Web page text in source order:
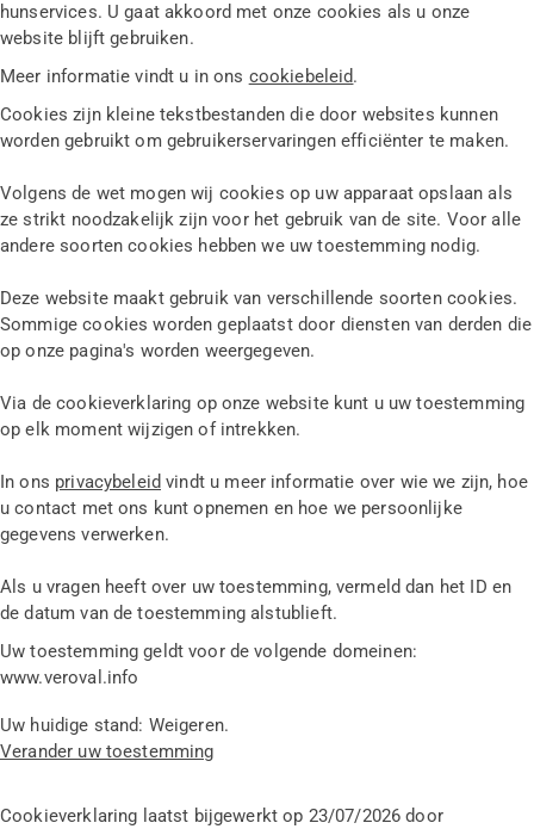
hunservices. U gaat akkoord met onze cookies als u onze
website blijft gebruiken.
Meer informatie vindt u in ons cookiebeleid.
Cookies zijn kleine tekstbestanden die door websites kunnen
worden gebruikt om gebruikerservaringen efficiënter te maken.
Volgens de wet mogen wij cookies op uw apparaat opslaan als
ze strikt noodzakelijk zijn voor het gebruik van de site. Voor alle
andere soorten cookies hebben we uw toestemming nodig.
Deze website maakt gebruik van verschillende soorten cookies.
Sommige cookies worden geplaatst door diensten van derden die
op onze pagina's worden weergegeven.
Via de cookieverklaring op onze website kunt u uw toestemming
op elk moment wijzigen of intrekken.
In ons privacybeleid vindt u meer informatie over wie we zijn, hoe
u contact met ons kunt opnemen en hoe we persoonlijke
gegevens verwerken.
Als u vragen heeft over uw toestemming, vermeld dan het ID en
de datum van de toestemming alstublieft.
Uw toestemming geldt voor de volgende domeinen:
www.veroval.info
Uw huidige stand: Weigeren.
Verander uw toestemming
Cookieverklaring laatst bijgewerkt op 23/07/2026 door